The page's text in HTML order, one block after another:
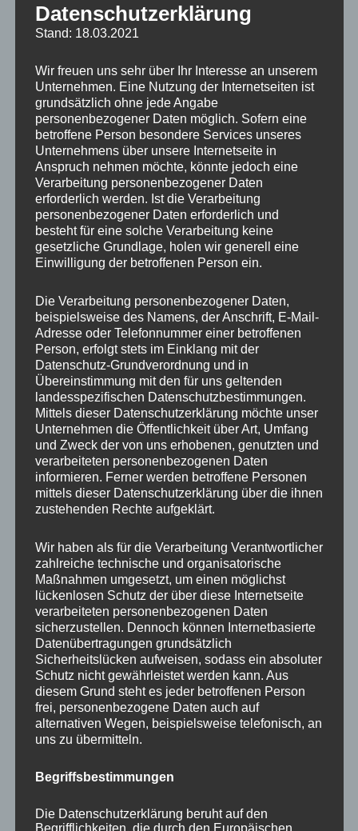
Beitrag:
ein Siegel, ein unsinniger
Begriff und die vermeindlich
geprüfte Qualität
MP Mario Porten
Beratung
Training
Coaching
Impulsvorträge
NEWS ABONNIEREN?
Your email:
KATEGORIEN
Datenschutzerklärung
Stand: 18.03.2021
Wir freuen uns sehr über Ihr Interesse an unserem
Unternehmen. Eine Nutzung der Internetseiten ist
grundsätzlich ohne jede Angabe
personenbezogener Daten möglich. Sofern eine
betroffene Person besondere Services unseres
Unternehmens über unsere Internetseite in
Anspruch nehmen möchte, könnte jedoch eine
Verarbeitung personenbezogener Daten
erforderlich werden. Ist die Verarbeitung
personenbezogener Daten erforderlich und
besteht für eine solche Verarbeitung keine
gesetzliche Grundlage, holen wir generell eine
Einwilligung der betroffenen Person ein.
Die Verarbeitung personenbezogener Daten,
beispielsweise des Namens, der Anschrift, E-Mail-
Adresse oder Telefonnummer einer betroffenen
Person, erfolgt stets im Einklang mit der
Datenschutz-Grundverordnung und in
Übereinstimmung mit den für uns geltenden
landesspezifischen Datenschutzbestimmungen.
Mittels dieser Datenschutzerklärung möchte unser
Unternehmen die Öffentlichkeit über Art, Umfang
und Zweck der von uns erhobenen, genutzten und
verarbeiteten personenbezogenen Daten
informieren. Ferner werden betroffene Personen
mittels dieser Datenschutzerklärung über die ihnen
zustehenden Rechte aufgeklärt.
Wir haben als für die Verarbeitung Verantwortlicher
zahlreiche technische und organisatorische
Maßnahmen umgesetzt, um einen möglichst
lückenlosen Schutz der über diese Internetseite
verarbeiteten personenbezogenen Daten
sicherzustellen. Dennoch können Internetbasierte
Datenübertragungen grundsätzlich
Sicherheitslücken aufweisen, sodass ein absoluter
Schutz nicht gewährleistet werden kann. Aus
diesem Grund steht es jeder betroffenen Person
frei, personenbezogene Daten auch auf
alternativen Wegen, beispielsweise telefonisch, an
uns zu übermitteln.
Begriffsbestimmungen
Die Datenschutzerklärung beruht auf den
Begrifflichkeiten, die durch den Europäischen